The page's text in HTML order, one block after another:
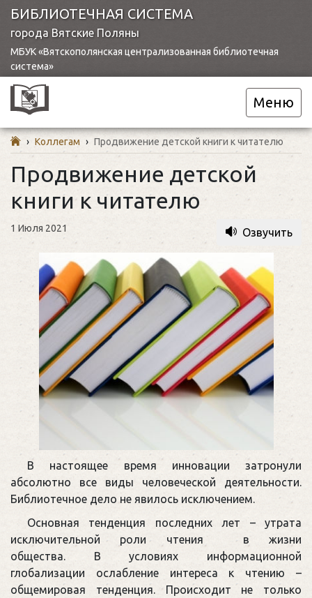
БИБЛИОТЕЧНАЯ СИСТЕМА
города Вятские Поляны
МБУК «Вятскополянская централизованная библиотечная
система»
Меню
› Коллегам › Продвижение детской книги к читателю
Продвижение детской
книги к читателю
1 Июля 2021 Озвучить
В настоящее время инновации затронули
абсолютно все виды человеческой деятельности.
Библиотечное дело не явилось исключением.
Основная тенденция последних лет – утрата
исключительной роли чтения в жизни
общества. В условиях информационной
глобализации ослабление интереса к чтению –
общемировая тенденция. Происходит не только